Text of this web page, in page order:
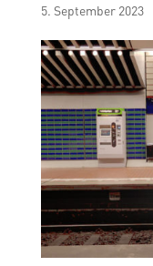
5. September 2023